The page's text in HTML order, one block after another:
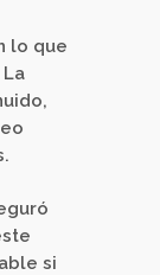
lo que
si